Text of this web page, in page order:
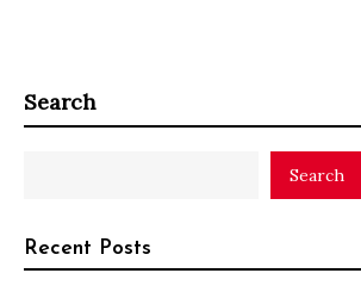
Search
Search
Recent Posts